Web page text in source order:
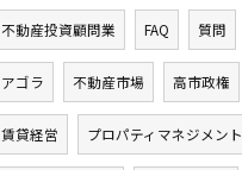
不動産投資顧問業 FAQ 質問
アゴラ 不動産市場 高市政権
賃貸経営 プロパティマネジメント